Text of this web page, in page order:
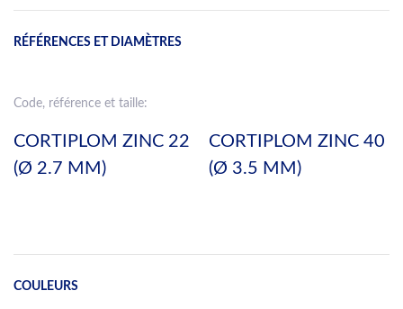
RÉFÉRENCES ET DIAMÈTRES
Code, référence et taille:
CORTIPLOM ZINC 22
(Ø 2.7 MM)
CORTIPLOM ZINC 40
(Ø 3.5 MM)
COULEURS